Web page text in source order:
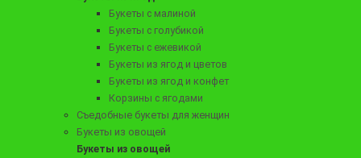
Букеты с малиной
Букеты с голубикой
Букеты с ежевикой
Букеты из ягод и цветов
Букеты из ягод и конфет
Корзины с ягодами
Съедобные букеты для женщин
Букеты из овощей
Букеты из овощей